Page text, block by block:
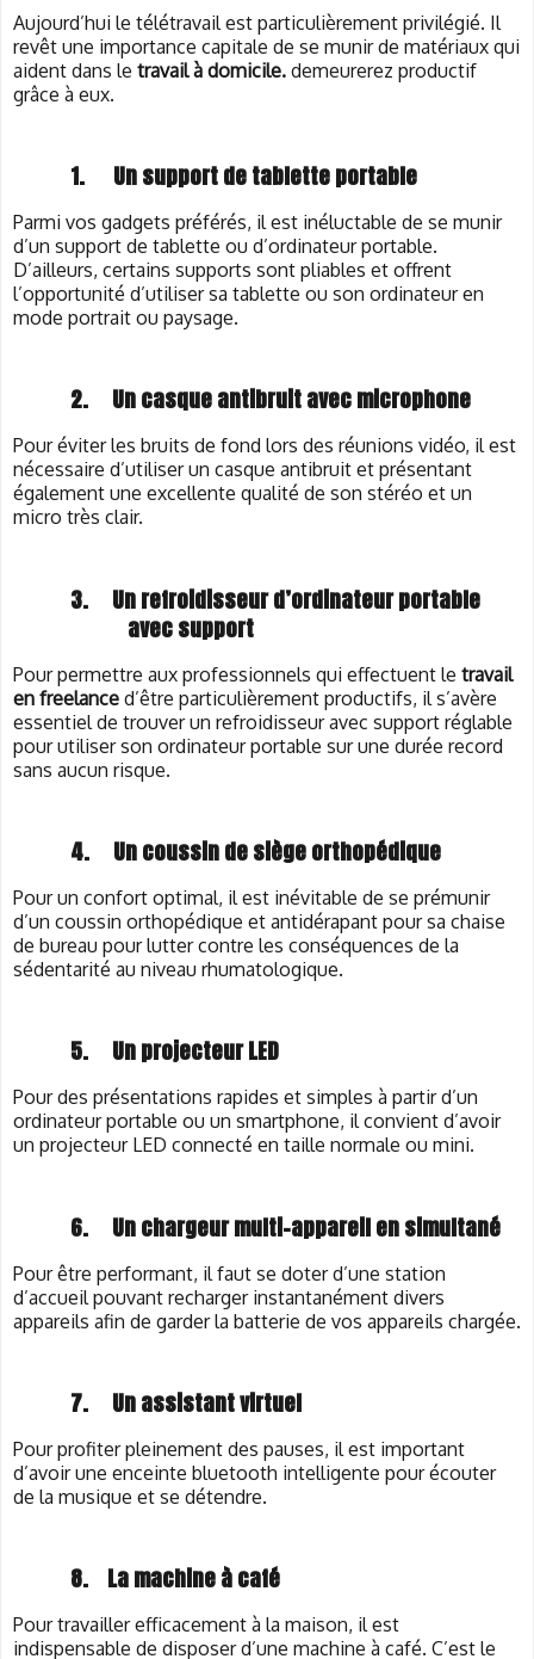
Aujourd’hui le télétravail est particulièrement privilégié. Il
revêt une importance capitale de se munir de matériaux qui
aident dans le travail à domicile. demeurerez productif
grâce à eux.
1. Un support de tablette portable
Parmi vos gadgets préférés, il est inéluctable de se munir
d’un support de tablette ou d’ordinateur portable.
D’ailleurs, certains supports sont pliables et offrent
l’opportunité d’utiliser sa tablette ou son ordinateur en
mode portrait ou paysage.
2. Un casque antibruit avec microphone
Pour éviter les bruits de fond lors des réunions vidéo, il est
nécessaire d’utiliser un casque antibruit et présentant
également une excellente qualité de son stéréo et un
micro très clair.
3.
Un refroidisseur d’ordinateur portable
avec support
Pour permettre aux professionnels qui effectuent le travail
en freelance d’être particulièrement productifs, il s’avère
essentiel de trouver un refroidisseur avec support réglable
pour utiliser son ordinateur portable sur une durée record
sans aucun risque.
4. Un coussin de siège orthopédique
Pour un confort optimal, il est inévitable de se prémunir
d’un coussin orthopédique et antidérapant pour sa chaise
de bureau pour lutter contre les conséquences de la
sédentarité au niveau rhumatologique.
5. Un projecteur LED
Pour des présentations rapides et simples à partir d’un
ordinateur portable ou un smartphone, il convient d’avoir
un projecteur LED connecté en taille normale ou mini.
6. Un chargeur multi-appareil en simultané
Pour être performant, il faut se doter d’une station
d’accueil pouvant recharger instantanément divers
appareils afin de garder la batterie de vos appareils chargée.
7. Un assistant virtuel
Pour profiter pleinement des pauses, il est important
d’avoir une enceinte bluetooth intelligente pour écouter
de la musique et se détendre.
8. La machine à café
Pour travailler efficacement à la maison, il est
indispensable de disposer d’une machine à café. C’est le